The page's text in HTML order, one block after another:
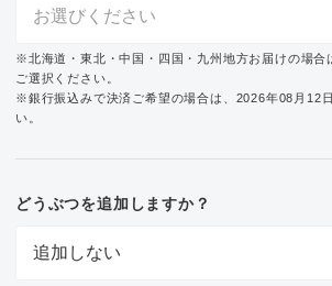
※北海道・東北・中国・四国・九州地方お届けの場合
ご選択ください。
※銀行振込みで決済ご希望の場合は、2026年08月12
い。
どうぶつを追加しますか？